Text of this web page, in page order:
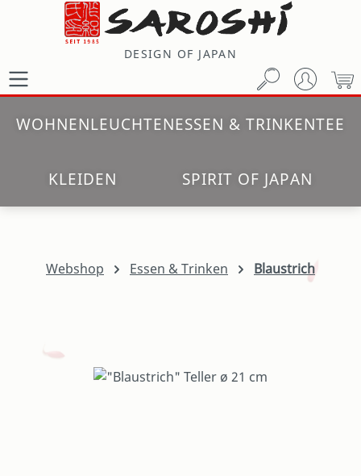
Zum Hauptinhalt springen
DESIGN OF JAPAN
WOHNENLEUCHTENESSEN & TRINKENTEE
KLEIDEN SPIRIT OF JAPAN
Webshop Essen & Trinken Blaustrich
Bildergalerie überspringen